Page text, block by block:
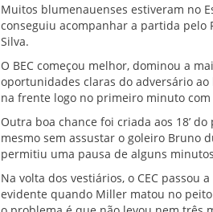
Muitos blumenauenses estiveram no
conseguiu acompanhar a partida pelo
Silva.
O BEC começou melhor, dominou a
oportunidades claras do adversário
na frente logo no primeiro minuto com
Outra boa chance foi criada aos 18’
mesmo sem assustar o goleiro Bruno
permitiu uma pausa de alguns
Na volta dos vestiários, o CEC passou
evidente quando Miller matou no peito